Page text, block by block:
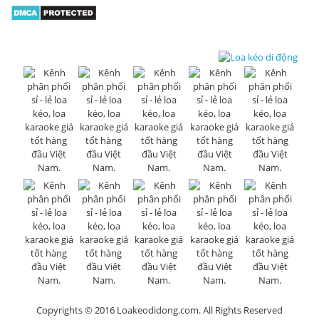
Copyrights © 2016 Loakeodidong.com. All Rights Reserved